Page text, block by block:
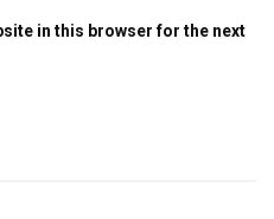
in this browser for the next